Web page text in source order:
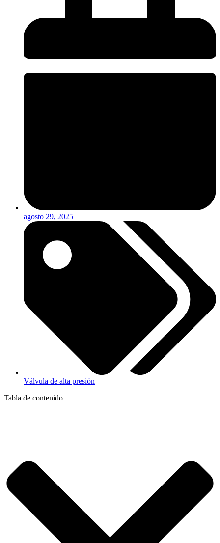
agosto 29, 2025
Válvula de alta presión
Tabla de contenido